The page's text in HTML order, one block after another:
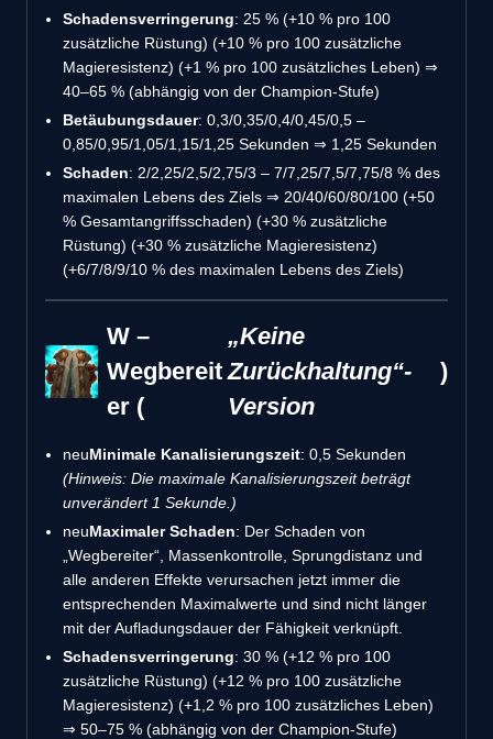
Schadensverringerung: 25 % (+10 % pro 100
zusätzliche Rüstung) (+10 % pro 100 zusätzliche
Magieresistenz) (+1 % pro 100 zusätzliches Leben) ⇒
40–65 % (abhängig von der Champion-Stufe)
Betäubungsdauer: 0,3/0,35/0,4/0,45/0,5 –
0,85/0,95/1,05/1,15/1,25 Sekunden ⇒ 1,25 Sekunden
Schaden: 2/2,25/2,5/2,75/3 – 7/7,25/7,5/7,75/8 % des
maximalen Lebens des Ziels ⇒ 20/40/60/80/100 (+50
% Gesamtangriffsschaden) (+30 % zusätzliche
Rüstung) (+30 % zusätzliche Magieresistenz)
(+6/7/8/9/10 % des maximalen Lebens des Ziels)
W –
Wegbereit
er (
„Keine
Zurückhaltung“-
Version
)
neuMinimale Kanalisierungszeit: 0,5 Sekunden
(Hinweis: Die maximale Kanalisierungszeit beträgt
unverändert 1 Sekunde.)
neuMaximaler Schaden: Der Schaden von
„Wegbereiter“, Massenkontrolle, Sprungdistanz und
alle anderen Effekte verursachen jetzt immer die
entsprechenden Maximalwerte und sind nicht länger
mit der Aufladungsdauer der Fähigkeit verknüpft.
Schadensverringerung: 30 % (+12 % pro 100
zusätzliche Rüstung) (+12 % pro 100 zusätzliche
Magieresistenz) (+1,2 % pro 100 zusätzliches Leben)
⇒ 50–75 % (abhängig von der Champion-Stufe)